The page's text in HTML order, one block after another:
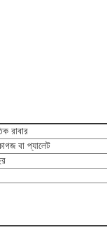
রাবার
বা প্যালেট